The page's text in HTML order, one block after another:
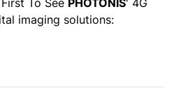
To See PHOTONIS' 4G
imaging solutions: